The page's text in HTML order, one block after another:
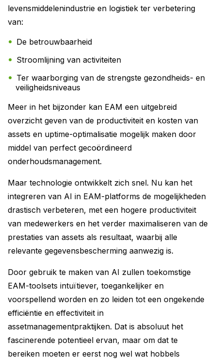
levensmiddelenindustrie en logistiek ter verbetering
van:
De betrouwbaarheid
Stroomlijning van activiteiten
Ter waarborging van de strengste gezondheids- en
veiligheidsniveaus
Meer in het bijzonder kan EAM een uitgebreid
overzicht geven van de productiviteit en kosten van
assets en uptime-optimalisatie mogelijk maken door
middel van perfect gecoördineerd
onderhoudsmanagement.
Maar technologie ontwikkelt zich snel. Nu kan het
integreren van AI in EAM-platforms de mogelijkheden
drastisch verbeteren, met een hogere productiviteit
van medewerkers en het verder maximaliseren van de
prestaties van assets als resultaat, waarbij alle
relevante gegevensbescherming aanwezig is.
Door gebruik te maken van AI zullen toekomstige
EAM-toolsets intuïtiever, toegankelijker en
voorspellend worden en zo leiden tot een ongekende
efficiëntie en effectiviteit in
assetmanagementpraktijken. Dat is absoluut het
fascinerende potentieel ervan, maar om dat te
bereiken moeten er eerst nog wel wat hobbels